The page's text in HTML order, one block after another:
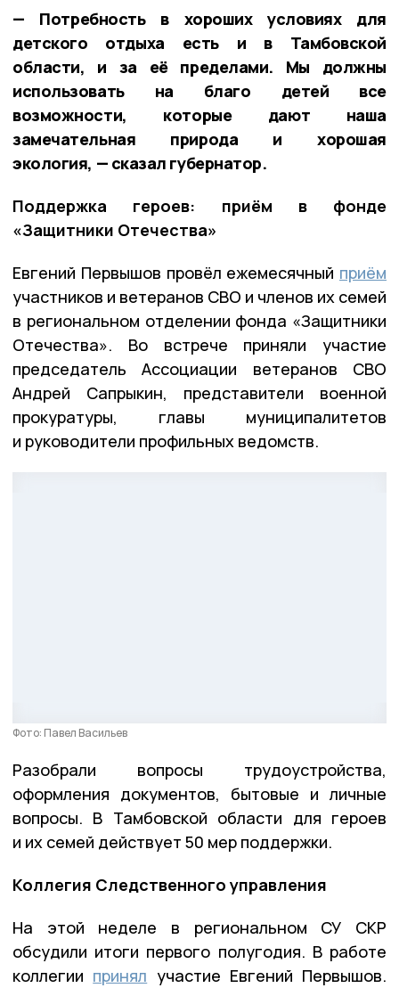
— Потребность в хороших условиях для
детского отдыха есть и в Тамбовской
области, и за её пределами. Мы должны
использовать на благо детей все
возможности, которые дают наша
замечательная природа и хорошая
экология, — сказал губернатор.
Поддержка героев: приём в фонде
«Защитники Отечества»
Евгений Первышов провёл ежемесячный приём
участников и ветеранов СВО и членов их семей
в региональном отделении фонда «Защитники
Отечества». Во встрече приняли участие
председатель Ассоциации ветеранов СВО
Андрей Сапрыкин, представители военной
прокуратуры, главы муниципалитетов
и руководители профильных ведомств.
Фото: Павел Васильев
Разобрали вопросы трудоустройства,
оформления документов, бытовые и личные
вопросы. В Тамбовской области для героев
и их семей действует 50 мер поддержки.
Коллегия Следственного управления
На этой неделе в региональном СУ СКР
обсудили итоги первого полугодия. В работе
коллегии принял участие Евгений Первышов.